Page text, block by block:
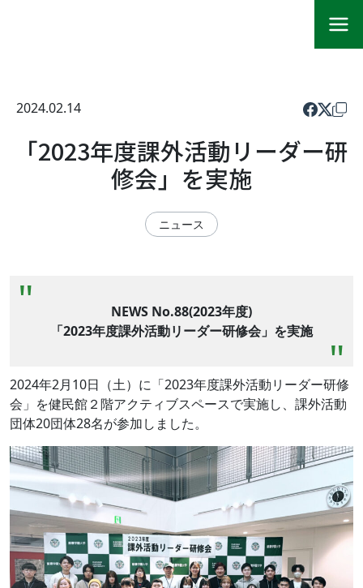
2024.02.14
「2023年度課外活動リーダー研
修会」を実施
ニュース
NEWS No.88(2023年度)
「2023年度課外活動リーダー研修会」を実施
2024年2月10日（土）に「2023年度課外活動リーダー研修
会」を健民館２階アクティブスペースで実施し、課外活動
団体20団体28名が参加しました。